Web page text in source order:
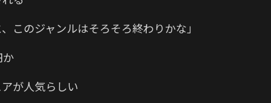
このジャンルはそろそろ終わりかな」
か
が人気らしい